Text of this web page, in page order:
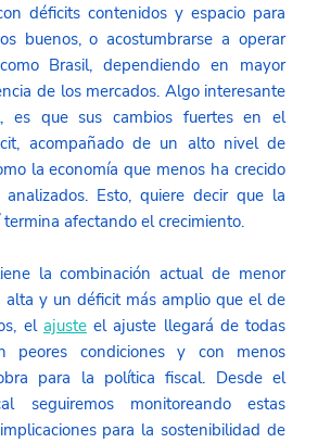
déficits contenidos y espacio para
buenos, o acostumbrarse a operar
Brasil, dependiendo en mayor
de los mercados. Algo interesante
es que sus cambios fuertes en el
acompañado de un alto nivel de
la economía que menos ha crecido
Esto, quiere decir que la
afectando el crecimiento.
la combinación actual de menor
alta y un déficit más amplio que el de
el ajuste el ajuste llegará de todas
peores condiciones y con menos
para la política fiscal. Desde el
seguiremos monitoreando estas
para la sostenibilidad de